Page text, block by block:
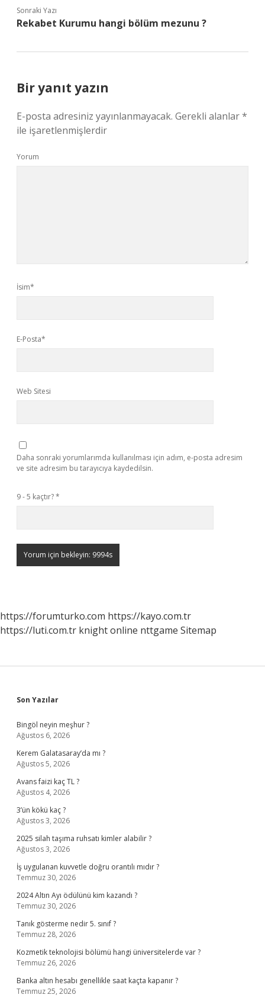
Sonraki Yazı
Rekabet Kurumu hangi bölüm mezunu ?
Bir yanıt yazın
E-posta adresiniz yayınlanmayacak. Gerekli alanlar*
ile işaretlenmişlerdir
Yorum
İsim*
E-Posta*
Web Sitesi
Daha sonraki yorumlarımda kullanılması için adım, e-posta adresim
ve site adresim bu tarayıcıya kaydedilsin.
9 - 5 kaçtır?*
https://forumturko.com https://kayo.com.tr
https://luti.com.tr knight online nttgame Sitemap
Sidebar
Son Yazılar
Bingöl neyin meşhur ?
Ağustos 6, 2026
Kerem Galatasaray’da mı ?
Ağustos 5, 2026
Avans faizi kaç TL ?
Ağustos 4, 2026
3’ün kökü kaç ?
Ağustos 3, 2026
2025 silah taşıma ruhsatı kimler alabilir ?
Ağustos 3, 2026
İş uygulanan kuvvetle doğru orantılı mıdır ?
Temmuz 30, 2026
2024 Altın Ayı ödülünü kim kazandı ?
Temmuz 30, 2026
Tanık gösterme nedir 5. sınıf ?
Temmuz 28, 2026
Kozmetik teknolojisi bölümü hangi üniversitelerde var ?
Temmuz 26, 2026
Banka altın hesabı genellikle saat kaçta kapanır ?
Temmuz 25, 2026